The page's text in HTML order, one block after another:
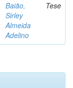
Baião,
Sirley
Almeida
Adelino
Tese